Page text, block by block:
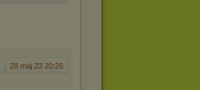
28 maj 23 20:26